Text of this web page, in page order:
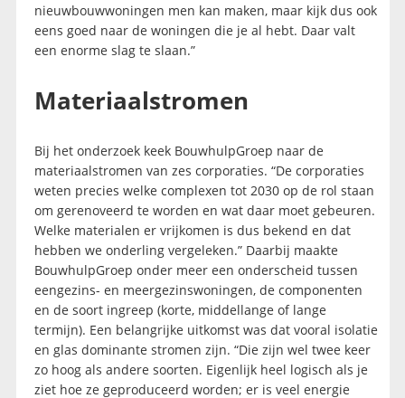
nieuwbouwwoningen men kan maken, maar kijk dus ook
eens goed naar de woningen die je al hebt. Daar valt
een enorme slag te slaan.”
Materiaalstromen
Bij het onderzoek keek BouwhulpGroep naar de
materiaalstromen van zes corporaties. “De corporaties
weten precies welke complexen tot 2030 op de rol staan
om gerenoveerd te worden en wat daar moet gebeuren.
Welke materialen er vrijkomen is dus bekend en dat
hebben we onderling vergeleken.” Daarbij maakte
BouwhulpGroep onder meer een onderscheid tussen
eengezins- en meergezinswoningen, de componenten
en de soort ingreep (korte, middellange of lange
termijn). Een belangrijke uitkomst was dat vooral isolatie
en glas dominante stromen zijn. “Die zijn wel twee keer
zo hoog als andere soorten. Eigenlijk heel logisch als je
ziet hoe ze geproduceerd worden; er is veel energie